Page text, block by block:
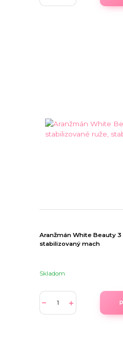
Aranžmán White Beauty
stabilizovaný mach
Skladom